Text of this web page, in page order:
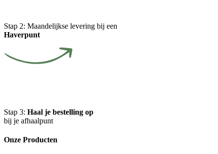
Stap 2: Maandelijkse levering bij een
Haverpunt
Stap 3: Haal je bestelling op
bij je afhaalpunt
Onze Producten